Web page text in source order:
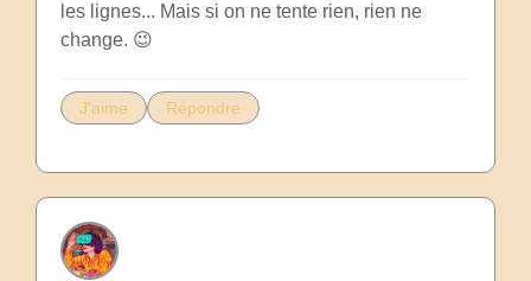
les lignes... Mais si on ne tente rien, rien ne
change. 😉
J'aime Répondre